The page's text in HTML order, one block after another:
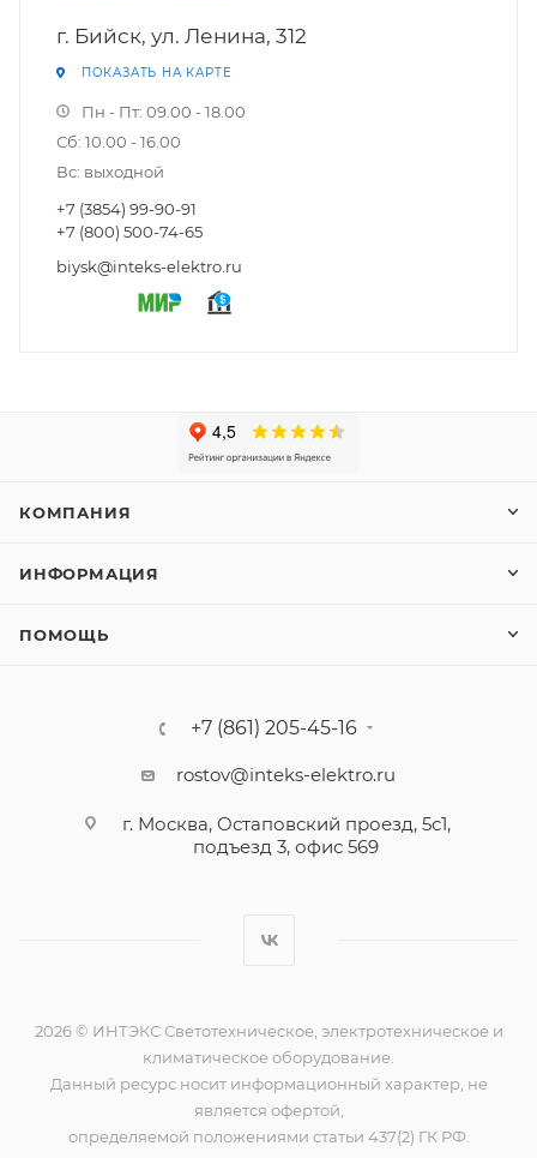
г. Бийск, ул. Ленина, 312
ПОКАЗАТЬ НА КАРТЕ
Пн - Пт: 09.00 - 18.00
Сб: 10.00 - 16.00
Вс: выходной
+7 (3854) 99-90-91
+7 (800) 500-74-65
biysk@inteks-elektro.ru
КОМПАНИЯ
ИНФОРМАЦИЯ
ПОМОЩЬ
+7 (861) 205-45-16
rostov@inteks-elektro.ru
г. Москва, Остаповский проезд, 5с1,
подъезд 3, офис 569
2026 © ИНТЭКС Светотехническое, электротехническое и
климатическое оборудование.
Данный ресурс носит информационный характер, не
является офертой,
определяемой положениями статьи 437(2) ГК РФ.